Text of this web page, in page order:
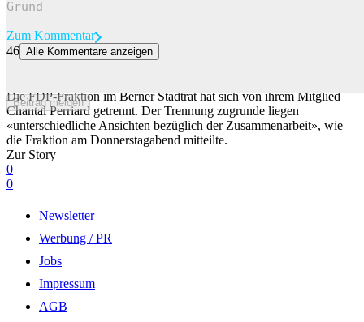
Beitrag melden
Zum Kommentar
46 Alle Kommentare anzeigen
Die FDP-Fraktion im Berner Stadtrat hat sich von ihrem Mitglied
Chantal Perriard getrennt. Der Trennung zugrunde liegen
«unterschiedliche Ansichten bezüglich der Zusammenarbeit», wie
die Fraktion am Donnerstagabend mitteilte.
Zur Story
0
0
Newsletter
Werbung / PR
Jobs
Impressum
AGB